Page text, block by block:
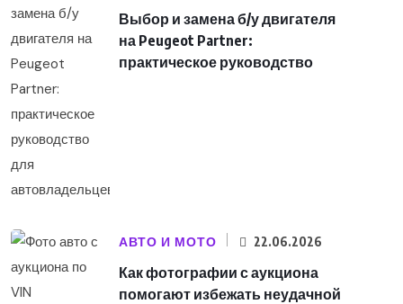
Выбор и замена б/у двигателя
на Peugeot Partner:
практическое руководство
АВТО И МОТО 22.06.2026
Как фотографии с аукциона
помогают избежать неудачной